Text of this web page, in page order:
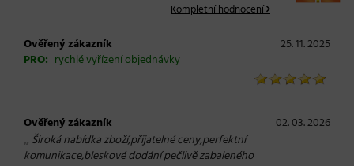
Kompletní hodnocení
Ověřený zákazník
25. 11. 2025
PRO: rychlé vyřízení objednávky
Ověřený zákazník 02. 03. 2026
„ Široká nabídka zboží,přijatelné ceny,perfektní
komunikace,bleskové dodání pečlivě zabaleného